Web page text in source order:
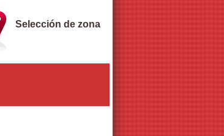
Selección de zona